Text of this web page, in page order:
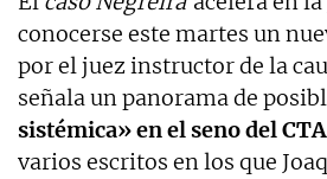
conocerse este martes un
por el juez instructor de la
señala un panorama de
sistémica» en el seno del
varios escritos en los que